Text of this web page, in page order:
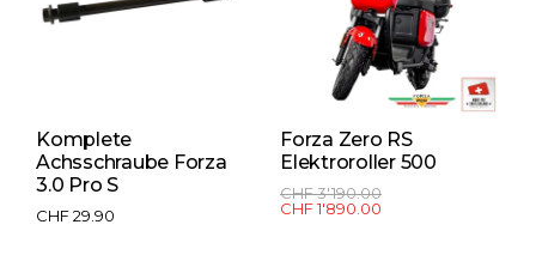
Komplete
Achsschraube Forza
3.0 Pro S
CHF29.90
Forza Zero RS
Elektroroller 500
CHF3'190.00
CHF1'890.00